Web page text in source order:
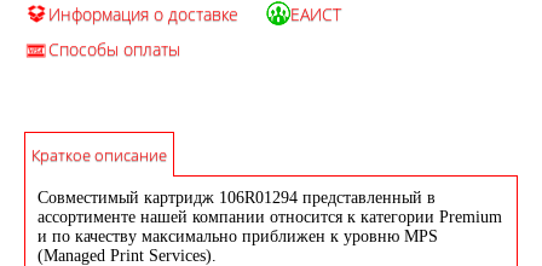
Информация о доставке
ЕАИСТ
Способы оплаты
Краткое описание
Совместимый картридж 106R01294 представленный в
ассортименте нашей компании относится к категории Premium
и по качеству максимально приближен к уровню MPS
(Managed Print Services).